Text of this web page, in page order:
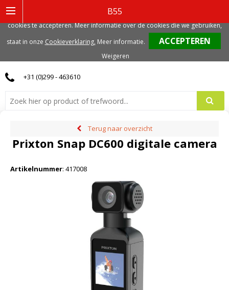
B55
0
+31 (0)299 - 463610
Terug naar overzicht
Prixton Snap DC600 digitale camera
Artikelnummer: 417008
gerelateerde cookies. Voor de beste gebruikerservaring, adviseren we deze
cookies te accepteren. Meer informatie over de cookies die we gebruiken,
staat in onze Cookieverklaring. Meer informatie.
Weigeren